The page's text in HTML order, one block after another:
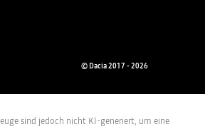
© Dacia 2017 - 2026
sind jedoch nicht KI-generiert, um eine